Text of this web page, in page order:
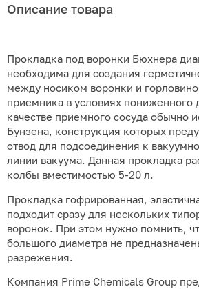
Описание товара
Прокладка под воронки Бюхнера
необходима для создания
между носиком воронки и
приемника в условиях пониженного
качестве приемного сосуда обычно
Бунзена, конструкция которых
отвод для подсоединения к
линии вакуума. Данная прокладка
колбы вместимостью 5-20 л.
Прокладка гофрированная,
подходит сразу для нескольких
воронок. При этом нужно помнить,
большого диаметра не
разрежения.
Компания Prime Chemicals Group